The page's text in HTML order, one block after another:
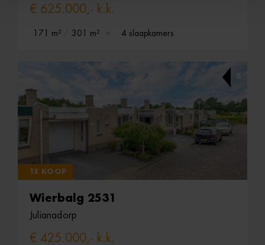
€ 625.000,- k.k.
171 m² 301 m² 4 slaapkamers
TE KOOP
Wierbalg 2531
Julianadorp
€ 425.000,- k.k.